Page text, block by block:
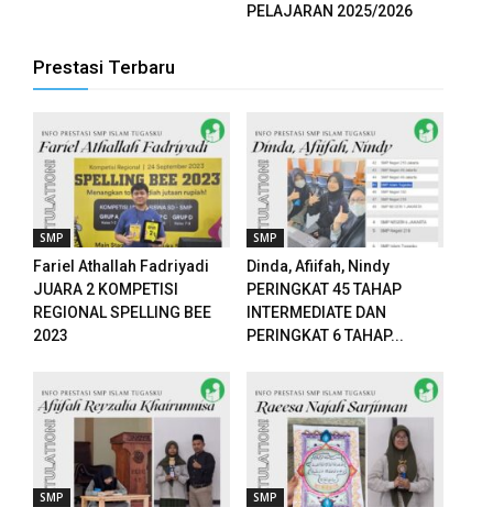
PELAJARAN 2025/2026
Prestasi Terbaru
SMP
Fariel Athallah Fadriyadi
JUARA 2 KOMPETISI
REGIONAL SPELLING BEE
2023
SMP
Dinda, Afiifah, Nindy
PERINGKAT 45 TAHAP
INTERMEDIATE DAN
PERINGKAT 6 TAHAP...
SMP SMP